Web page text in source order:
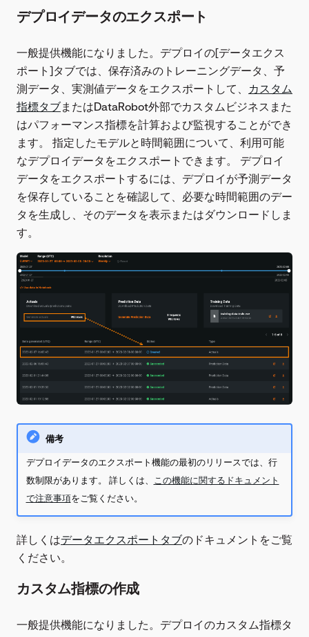
デプロイデータのエクスポート
一般提供機能になりました。デプロイの[データエクス
ポート]タブでは、保存済みのトレーニングデータ、予
測データ、実測値データをエクスポートして、 カスタム
指標タブまたはDataRobot外部でカスタムビジネスまた
はパフォーマンス指標を計算および監視することができ
ます。 指定したモデルと時間範囲について、利用可能
なデプロイデータをエクスポートできます。 デプロイ
データをエクスポートするには、デプロイが予測データ
を保存していることを確認して、必要な時間範囲のデー
タを生成し、そのデータを表示またはダウンロードしま
す。
備考
デプロイデータのエクスポート機能の最初のリリースでは、行
数制限があります。 詳しくは、
この機能に関するドキュメント
で注意事項をご覧ください。
詳しくはデータエクスポートタブのドキュメントをご覧
ください。
カスタム指標の作成
一般提供機能になりました。デプロイのカスタム指標タ